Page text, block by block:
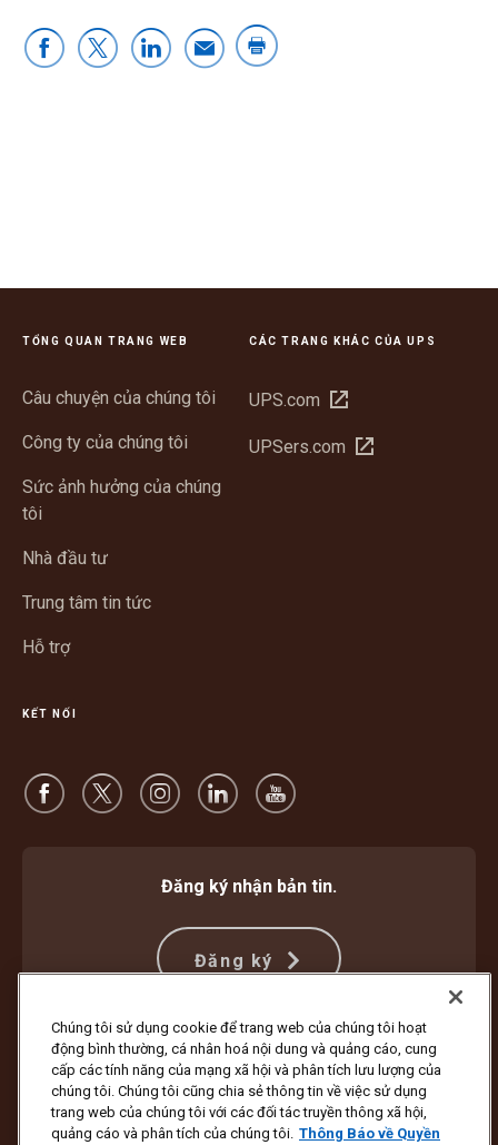
TỔNG QUAN TRANG WEB
Câu chuyện của chúng tôi
Công ty của chúng tôi
Sức ảnh hưởng của chúng
tôi
Nhà đầu tư
Trung tâm tin tức
Hỗ trợ
CÁC TRANG KHÁC CỦA UPS
UPS.com Mở
cửa
UPSers.com Mở
KẾT NỐI
Đăng ký nhận bản tin.
Đăng ký
Bảo vệ Chống Lừa đảo
Điều khoản và Điều kiện
Điều Khoản Sử Dụng Trang Web
Thông Báo về Quyền Riêng Tư
Cài đặt Cookie
Chúng tôi sử dụng cookie để trang web của chúng tôi hoạt
động bình thường, cá nhân hoá nội dung và quảng cáo, cung
cấp các tính năng của mạng xã hội và phân tích lưu lượng của
chúng tôi. Chúng tôi cũng chia sẻ thông tin về việc sử dụng
trang web của chúng tôi với các đối tác truyền thông xã hội,
quảng cáo và phân tích của chúng tôi. Thông Báo về Quyền